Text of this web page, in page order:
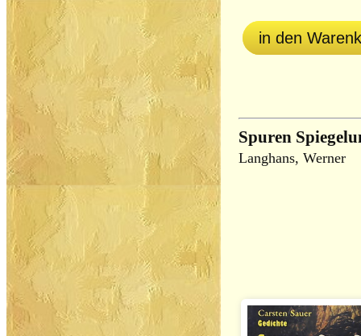
in den
Spuren
Langhans, Werner